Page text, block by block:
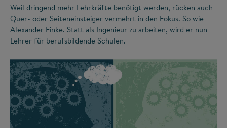
Weil dringend mehr Lehrkräfte benötigt werden, rücken auch
Quer- oder Seiteneinsteiger vermehrt in den Fokus. So wie
Alexander Finke. Statt als Ingenieur zu arbeiten, wird er nun
Lehrer für berufsbildende Schulen.